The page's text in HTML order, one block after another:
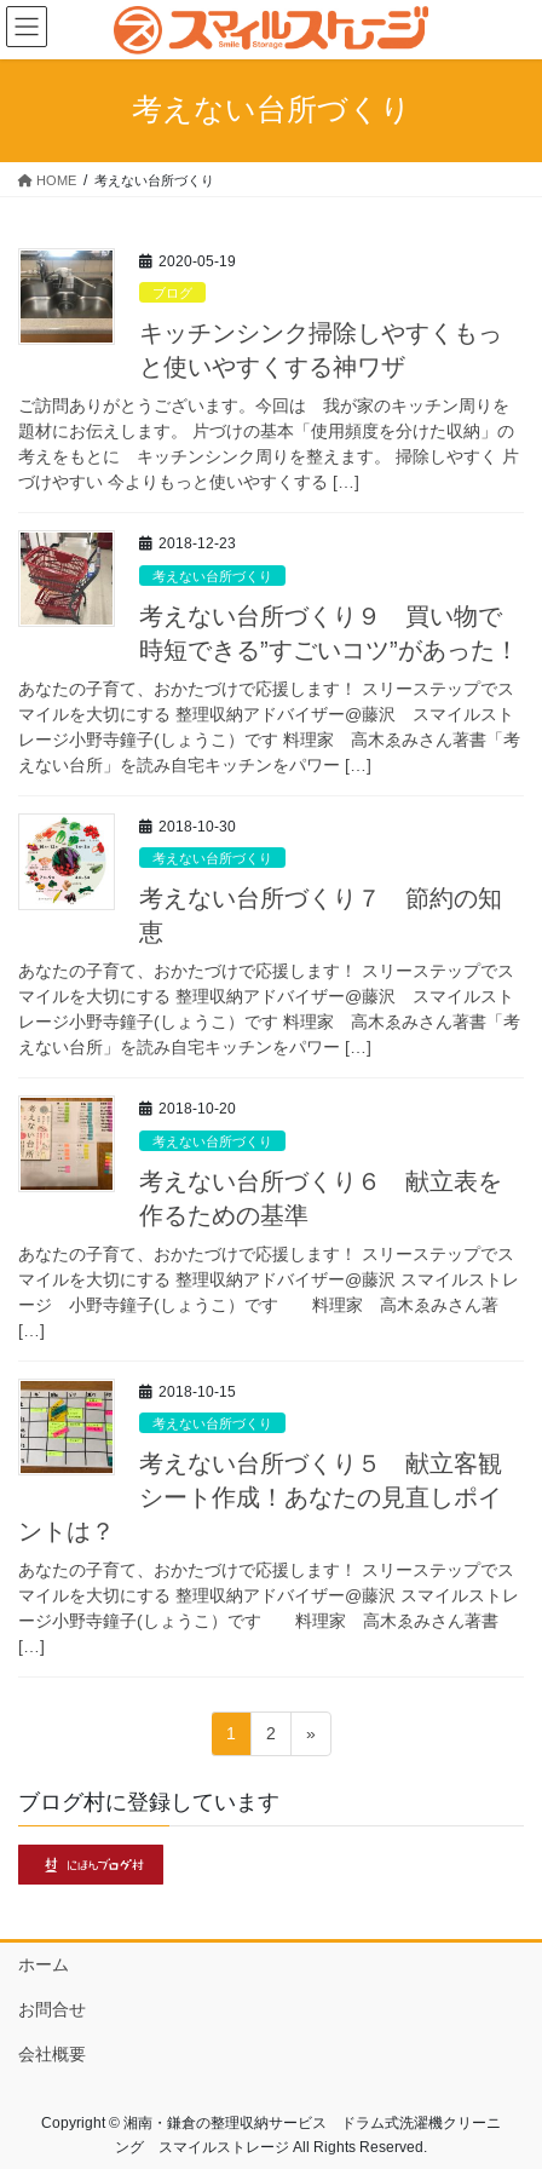
コ
ン
テ
ス
ナ
ビ
ゲ
ン
考えない台所づくり
HOME 考えない台所づくり
2020-05-19
ブログ
キッチンシンク掃除しやすくもっ
と使いやすくする神ワザ
ご訪問ありがとうございます。今回は 我が家のキッチン周りを
題材にお伝えします。 片づけの基本「使用頻度を分けた収納」の
考えをもとに キッチンシンク周りを整えます。 掃除しやすく 片
づけやすい 今よりもっと使いやすくする […]
2018-12-23
考えない台所づくり
考えない台所づくり９ 買い物で
時短できる”すごいコツ”があった！
あなたの子育て、おかたづけで応援します！ スリーステップでス
マイルを大切にする 整理収納アドバイザー@藤沢 スマイルスト
レージ小野寺鐘子(しょうこ）です 料理家 高木ゑみさん著書「考
えない台所」を読み自宅キッチンをパワー […]
2018-10-30
考えない台所づくり
考えない台所づくり７ 節約の知
恵
あなたの子育て、おかたづけで応援します！ スリーステップでス
マイルを大切にする 整理収納アドバイザー@藤沢 スマイルスト
レージ小野寺鐘子(しょうこ）です 料理家 高木ゑみさん著書「考
えない台所」を読み自宅キッチンをパワー […]
2018-10-20
考えない台所づくり
考えない台所づくり６ 献立表を
作るための基準
あなたの子育て、おかたづけで応援します！ スリーステップでス
マイルを大切にする 整理収納アドバイザー@藤沢 スマイルストレ
ージ 小野寺鐘子(しょうこ）です 料理家 高木ゑみさん著
[…]
2018-10-15
考えない台所づくり
考えない台所づくり５ 献立客観
シート作成！あなたの見直しポイ
ントは？
あなたの子育て、おかたづけで応援します！ スリーステップでス
マイルを大切にする 整理収納アドバイザー@藤沢 スマイルストレ
ージ小野寺鐘子(しょうこ）です 料理家 高木ゑみさん著書
[…]
の
ペ
ー
送
り
固
定
ー
1
固
定
ペ
ー
2 »
ブログ村に登録しています
ホーム
お問合せ
会社概要
Copyright © 湘南・鎌倉の整理収納サービス ドラム式洗濯機クリーニ
ング スマイルストレージ All Rights Reserved.